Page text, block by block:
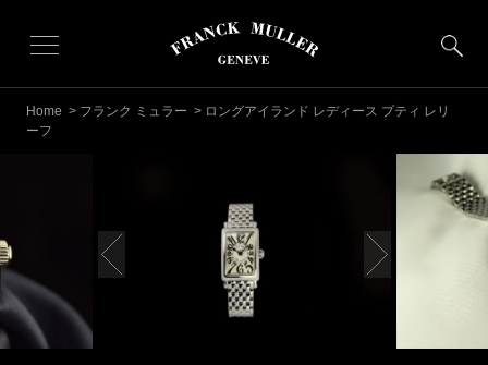
Home > フランク ミュラー > ロングアイランド レディース プティ レリ
ーフ